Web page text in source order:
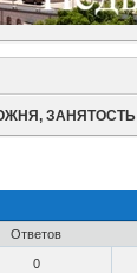
ЗАНЯТОСТЬ
Ответов
0